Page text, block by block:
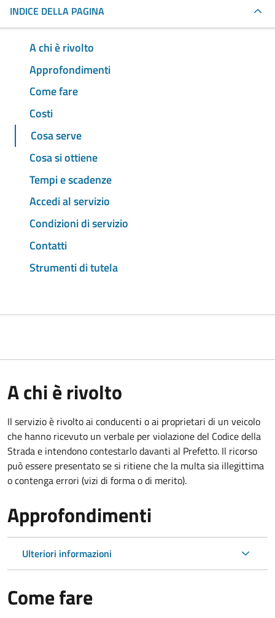
INDICE DELLA PAGINA
A chi è rivolto
Approfondimenti
Come fare
Costi
Cosa serve
Cosa si ottiene
Tempi e scadenze
Accedi al servizio
Condizioni di servizio
Contatti
Strumenti di tutela
A chi è rivolto
Il servizio è rivolto ai conducenti o ai proprietari di un veicolo
che hanno ricevuto un verbale per violazione del Codice della
Strada e intendono contestarlo davanti al Prefetto. Il ricorso
può essere presentato se si ritiene che la multa sia illegittima
o contenga errori (vizi di forma o di merito).
Approfondimenti
Ulteriori informazioni
Come fare